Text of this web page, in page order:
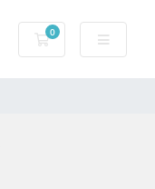
0
Carro de Pedidos